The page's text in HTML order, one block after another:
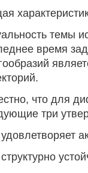
темы
время
что для
три